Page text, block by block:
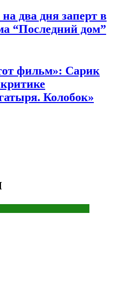
два дня заперт в
“Последний дом”
фильм»: Сарик
Колобок»